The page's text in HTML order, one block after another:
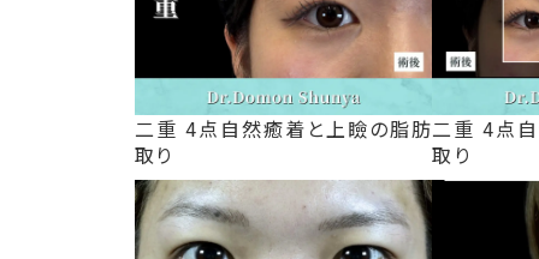
二重 4点自然癒着と上瞼の脂肪
取り
二重 4点
取り